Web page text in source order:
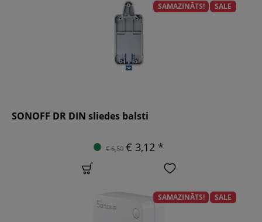
SAMAZINĀTS! SALE
SONOFF DR DIN sliedes balsti
€ 6,50 € 3,12 *
SAMAZINĀTS! SALE